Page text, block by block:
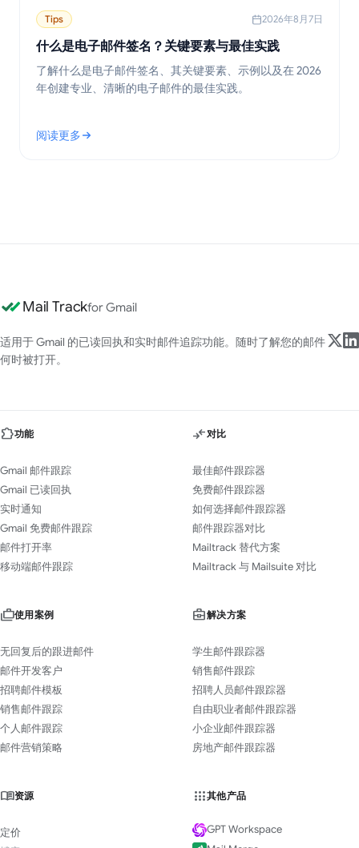
Tips 2026年8月7日
什么是电子邮件签名？关键要素与最佳实践
了解什么是电子邮件签名、其关键要素、示例以及在 2026
年创建专业、清晰的电子邮件的最佳实践。
阅读更多
: 什么是电子邮件签名？关键要素与最佳实践
Mail Trackfor Gmail
适用于 Gmail 的已读回执和实时邮件追踪功能。随时了解您的邮件
何时被打开。
功能
Gmail 邮件跟踪
Gmail 已读回执
实时通知
Gmail 免费邮件跟踪
邮件打开率
移动端邮件跟踪
对比
最佳邮件跟踪器
免费邮件跟踪器
如何选择邮件跟踪器
邮件跟踪器对比
Mailtrack 替代方案
Mailtrack 与 Mailsuite 对比
使用案例
无回复后的跟进邮件
邮件开发客户
招聘邮件模板
销售邮件跟踪
个人邮件跟踪
邮件营销策略
解决方案
学生邮件跟踪器
销售邮件跟踪
招聘人员邮件跟踪器
自由职业者邮件跟踪器
小企业邮件跟踪器
房地产邮件跟踪器
资源
定价
其他产品
GPT Workspace